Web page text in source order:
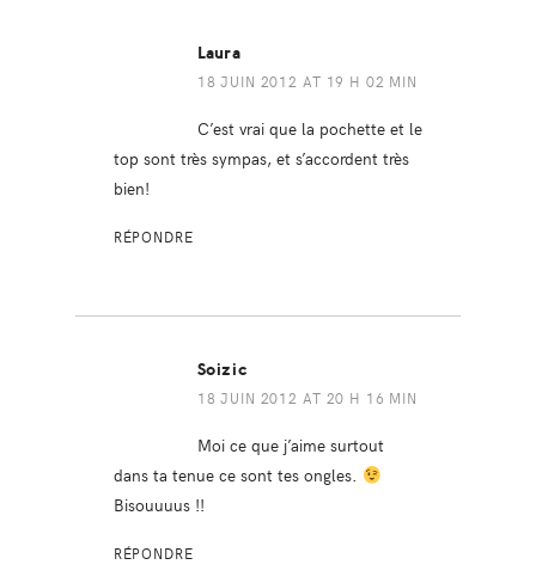
Laura
18 JUIN 2012 AT 19 H 02 MIN
C’est vrai que la pochette et le
top sont très sympas, et s’accordent très
bien!
RÉPONDRE
Soizic
18 JUIN 2012 AT 20 H 16 MIN
Moi ce que j’aime surtout
dans ta tenue ce sont tes ongles.
Bisouuuus !!
RÉPONDRE